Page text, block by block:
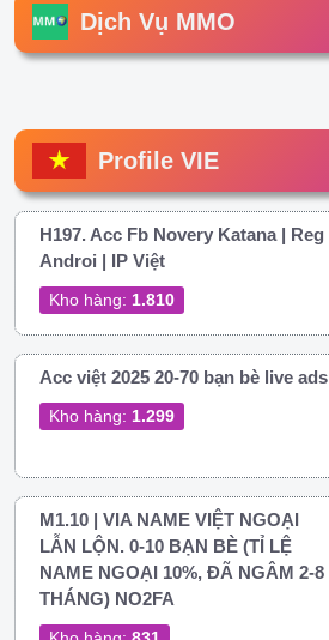
Dịch Vụ MMO
Profile VIE
H197. Acc Fb Novery Katana | Reg
Androi | IP Việt
Kho hàng: 1.810
Acc việt 2025 20-70 bạn bè live ads
Kho hàng: 1.299
M1.10 | VIA NAME VIỆT NGOẠI
LẪN LỘN. 0-10 BẠN BÈ (TỈ LỆ
NAME NGOẠI 10%, ĐÃ NGÂM 2-8
THÁNG) NO2FA